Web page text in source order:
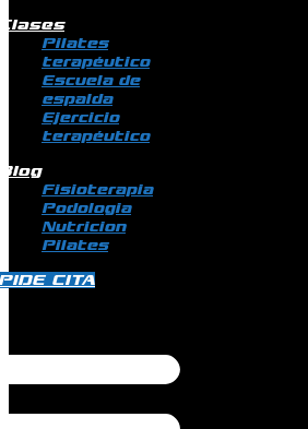
Pilates
terapéutico
Escuela de
espalda
Ejercicio
terapéutico
Fisioterapia
Podologia
Nutricion
Pilates
CITA